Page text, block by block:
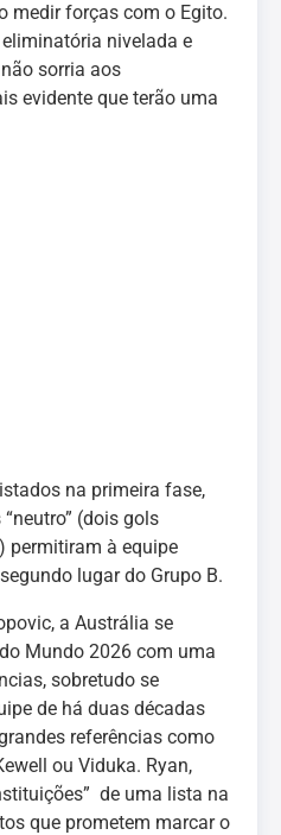
medir forças com o Egito.
nivelada e
sorria aos
evidente que terão uma
na primeira fase,
(dois gols
permitiram à equipe
lugar do Grupo B.
a Austrália se
Mundo 2026 com uma
sobretudo se
de há duas décadas
referências como
ou Viduka. Ryan,
de uma lista na
que prometem marcar o